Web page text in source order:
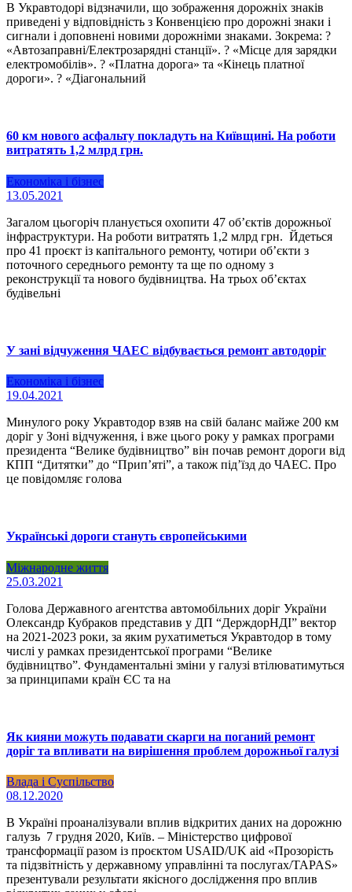
В Укравтодорі відзначили, що зображення дорожніх знаків
приведені у відповідність з Конвенцією про дорожні знаки і
сигнали і доповнені новими дорожніми знаками. Зокрема: ?
«Автозаправні/Електрозарядні станції». ? «Місце для зарядки
електромобілів». ? «Платна дорога» та «Кінець платної
дороги». ? «Діагональний
60 км нового асфальту покладуть на Київщині. На роботи
витратять 1,2 млрд грн.
Економіка і бізнес
13.05.2021
Загалом цьогоріч планується охопити 47 об’єктів дорожньої
інфраструктури. На роботи витратять 1,2 млрд грн. Йдеться
про 41 проєкт із капітального ремонту, чотири об’єкти з
поточного середнього ремонту та ще по одному з
реконструкції та нового будівництва. На трьох об’єктах
будівельні
У зані відчуження ЧАЕС відбувається ремонт автодоріг
Економіка і бізнес
19.04.2021
Минулого року Укравтодор взяв на свій баланс майже 200 км
доріг у Зоні відчуження, і вже цього року у рамках програми
президента “Велике будівництво” він почав ремонт дороги від
КПП “Дитятки” до “Прип’яті”, а також під’їзд до ЧАЕС. Про
це повідомляє голова
Українські дороги стануть європейськими
Міжнародне життя
25.03.2021
Голова Державного агентства автомобільних доріг України
Олександр Кубраков представив у ДП “ДерждорНДІ” вектор
на 2021-2023 роки, за яким рухатиметься Укравтодор в тому
числі у рамках президентської програми “Велике
будівництво”. Фундаментальні зміни у галузі втілюватимуться
за принципами країн ЄС та на
Як кияни можуть подавати скарги на поганий ремонт
доріг та впливати на вирішення проблем дорожньої галузі
Влада і Суспільство
08.12.2020
В Україні проаналізували вплив відкритих даних на дорожню
галузь 7 грудня 2020, Київ. – Міністерство цифрової
трансформації разом із проєктом USAID/UK aid «Прозорість
та підзвітність у державному управлінні та послугах/TAPAS»
презентували результати якісного дослідження про вплив